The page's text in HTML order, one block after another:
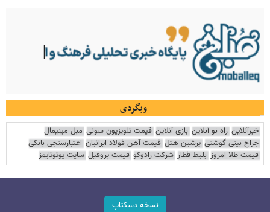
وبگردی
خبرآنلاین راه نو آنلاین بازی آنلاین قیمت تلویزیون سونی مبل مینیمال
جراح بینی گوشتی پرشین هتل قیمت آهن فولاد ایرانیان اعتبارسنجی بانکی
قیمت طلا امروز بلیط قطار شرکت رادوکو قیمت پروفیل سایت یوتوتایمز
نسخه دسکتاپ